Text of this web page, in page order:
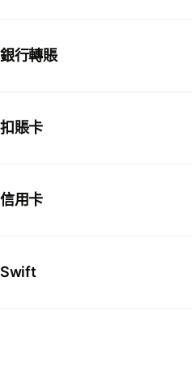
銀行轉賬
扣賬卡
信用卡
Swift